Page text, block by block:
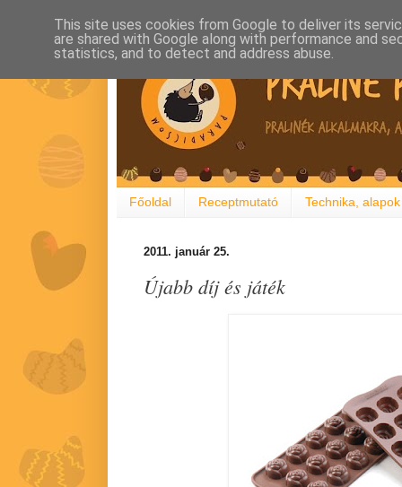
Főoldal Receptmutató Technika, alapok
2011. január 25.
Újabb díj és játék
This site uses cookies from Google to deliver its
are shared with Google along with performance and
statistics, and to detect and address abuse.